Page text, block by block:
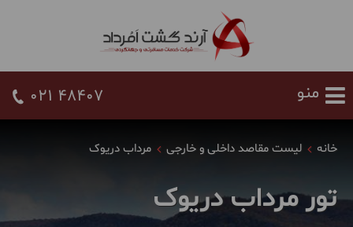
021 48407
خانه لیست مقاصد داخلی و خارجی مرداب دریوک
تور مرداب دریوک